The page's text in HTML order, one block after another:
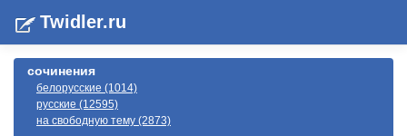
Twidler.ru
сочинения
белорусские (1014)
русские (12595)
на свободную тему (2873)